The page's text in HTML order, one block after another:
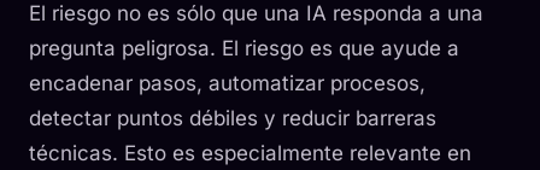
El riesgo no es sólo que una IA responda a una
pregunta peligrosa. El riesgo es que ayude a
encadenar pasos, automatizar procesos,
detectar puntos débiles y reducir barreras
técnicas. Esto es especialmente relevante en